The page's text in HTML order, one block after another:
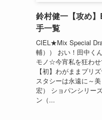
鈴村健一【攻め
手一覧
CIEL★Mix Special
輔）） おい！田中く
モノ☆今宵私を狂わせ
【初】わがままプリ
スタシーは永遠に～
宏） ショパンシリー
ン（...